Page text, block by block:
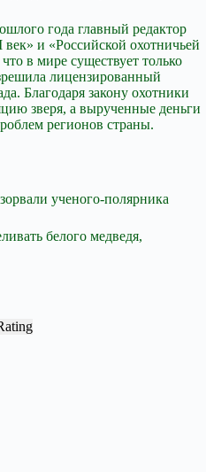
года главный редактор
и «Российской охотничьей
в мире существует только
лицензированный
Благодаря закону охотники
зверя, а вырученные деньги
регионов страны.
ученого-полярника
белого медведя,